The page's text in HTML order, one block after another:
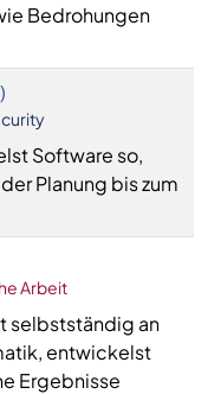
Bedrohungen
Software so,
Planung bis zum
Arbeit
selbstständig an
entwickelst
Ergebnisse